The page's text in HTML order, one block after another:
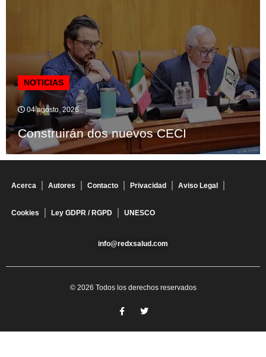
NOTICIAS
04 agosto, 2026
Construirán dos nuevos CECI
Acerca Autores Contacto Privacidad Aviso Legal
Cookies Ley GDPR / RGPD UNESCO
info@redxsalud.com
© 2026 Todos los derechos reservados